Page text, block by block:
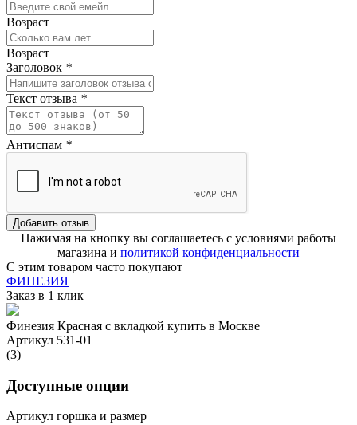
Возраст
Возраст
Заголовок *
Текст отзыва *
Антиспам *
Добавить отзыв
Нажимая на кнопку вы соглашаетесь с условиями работы
магазина и политикой конфиденциальности
С этим товаром часто покупают
ФИНЕЗИЯ
Заказ в 1 клик
Финезия Красная с вкладкой купить в Москве
Артикул 531-01
(3)
Доступные опции
Артикул горшка и размер